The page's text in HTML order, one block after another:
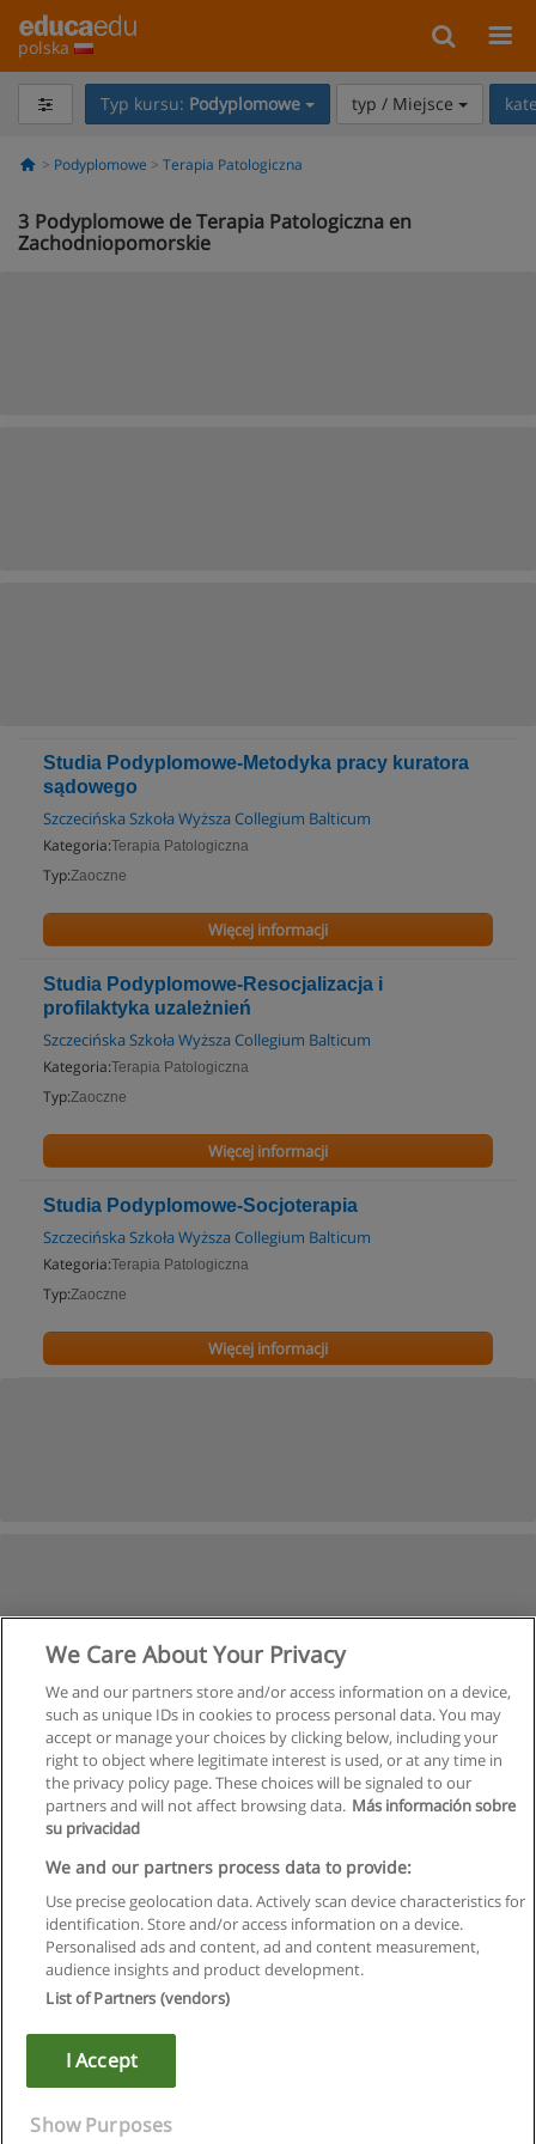
polska
Typ kursu: Podyplomowe typ / Miejsce
Podyplomowe Terapia Patologiczna
3 Podyplomowe de Terapia Patologiczna en
Zachodniopomorskie
Studia Podyplomowe-Metodyka pracy kuratora
sądowego
Szczecińska Szkoła Wyższa Collegium Balticum
Kategoria:Terapia Patologiczna
Typ:Zaoczne
Więcej informacji
Studia Podyplomowe-Resocjalizacja i
profilaktyka uzależnień
Szczecińska Szkoła Wyższa Collegium Balticum
Kategoria:Terapia Patologiczna
Typ:Zaoczne
Więcej informacji
Studia Podyplomowe-Socjoterapia
Szczecińska Szkoła Wyższa Collegium Balticum
Kategoria:Terapia Patologiczna
Typ:Zaoczne
Więcej informacji
Regulamin
Polityka ochrony danych osobowych
Copyright © Educaedu Business S.L. - CIF : B-95610580: -
We Care About Your Privacy
We and our partners store and/or access information on a device,
such as unique IDs in cookies to process personal data. You may
accept or manage your choices by clicking below, including your
right to object where legitimate interest is used, or at any time in
the privacy policy page. These choices will be signaled to our
partners and will not affect browsing data. Más información sobre
su privacidad
We and our partners process data to provide:
Use precise geolocation data. Actively scan device characteristics for
identification. Store and/or access information on a device.
Personalised ads and content, ad and content measurement,
audience insights and product development.
List of Partners (vendors)
I Accept
Show Purposes